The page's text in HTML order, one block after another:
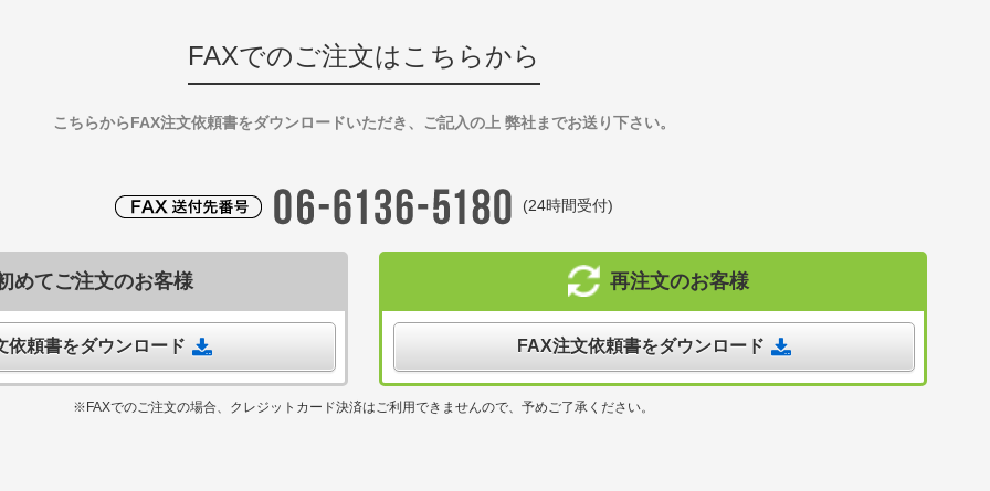
FAXでのご注文はこちらから
こちらからFAX注文依頼書をダウンロードいただき、ご記入の上 弊社までお送り下さい。
(24時間受付)
めてご注文のお客様
依頼書をダウンロード
再注文のお客様
FAX注文依頼書をダウンロード
※FAXでのご注文の場合、クレジットカード決済はご利用できませんので、予めご了承ください。